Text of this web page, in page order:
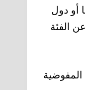
أو دول
الفئة